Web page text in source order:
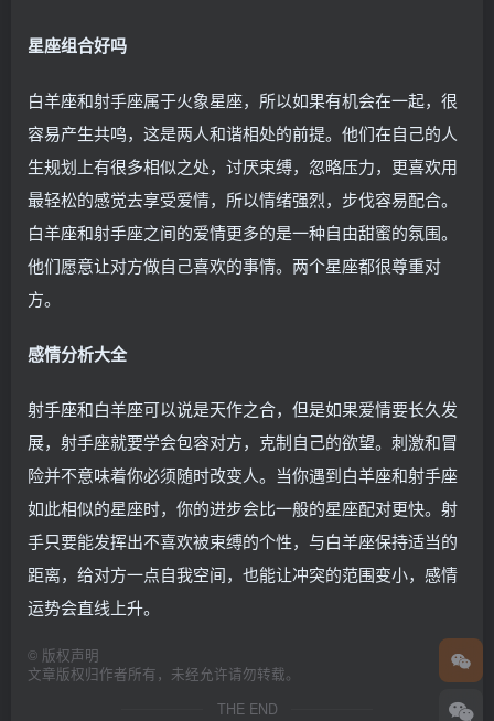
星座组合好吗
白羊座和射手座属于火象星座，所以如果有机会在一起，很
容易产生共鸣，这是两人和谐相处的前提。他们在自己的人
生规划上有很多相似之处，讨厌束缚，忽略压力，更喜欢用
最轻松的感觉去享受爱情，所以情绪强烈，步伐容易配合。
白羊座和射手座之间的爱情更多的是一种自由甜蜜的氛围。
他们愿意让对方做自己喜欢的事情。两个星座都很尊重对
方。
感情分析大全
射手座和白羊座可以说是天作之合，但是如果爱情要长久发
展，射手座就要学会包容对方，克制自己的欲望。刺激和冒
险并不意味着你必须随时改变人。当你遇到白羊座和射手座
如此相似的星座时，你的进步会比一般的星座配对更快。射
手只要能发挥出不喜欢被束缚的个性，与白羊座保持适当的
距离，给对方一点自我空间，也能让冲突的范围变小，感情
运势会直线上升。
© 版权声明
文章版权归作者所有，未经允许请勿转载。
THE END